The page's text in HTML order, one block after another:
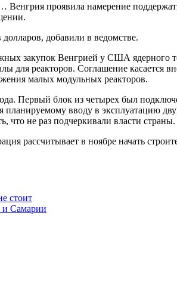
проявила намерение
добавили в ведомстве.
закупок Венгрией у США ядерного
для реакторов. Соглашение
малых модульных реакторов.
Первый блок из четырех был
вводу в эксплуатацию
что не раз подчеркивали власти страны.
рассчитывает в ноябре начать
стоит
и Самарии